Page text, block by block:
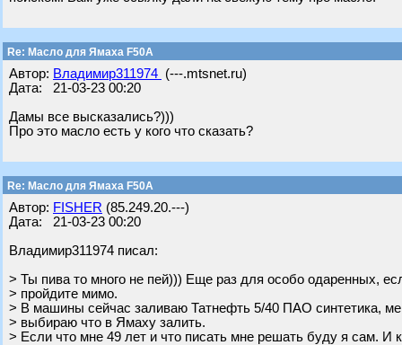
Re: Масло для Ямаха F50A
Автор: Владимир311974 (---.mtsnet.ru)
Дата: 21-03-23 00:20
Дамы все высказались?)))
Про это масло есть у кого что сказать?
Re: Масло для Ямаха F50A
Автор: FISHER (85.249.20.---)
Дата: 21-03-23 00:20
Владимир311974 писал:
> Ты пива то много не пей))) Еще раз для особо одаренных,
> пройдите мимо.
> В машины сейчас заливаю Татнефть 5/40 ПАО синтетика,
> выбираю что в Ямаху залить.
> Если что мне 49 лет и что писать мне решать буду я сам. И